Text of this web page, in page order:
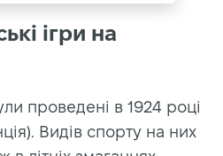
ігри на
проведені в 1924 році
Видів спорту на них